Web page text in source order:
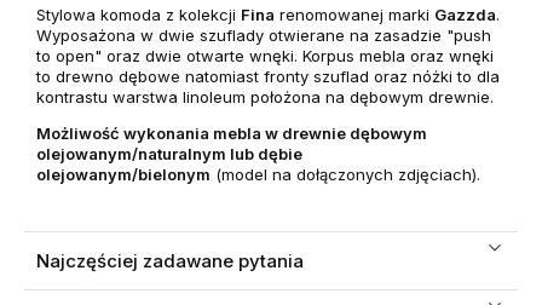
Stylowa komoda z kolekcji Fina renomowanej marki Gazzda.
Wyposażona w dwie szuflady otwierane na zasadzie "push
to open" oraz dwie otwarte wnęki. Korpus mebla oraz wnęki
to drewno dębowe natomiast fronty szuflad oraz nóżki to dla
kontrastu warstwa linoleum położona na dębowym drewnie.
Możliwość wykonania mebla w drewnie dębowym
olejowanym/naturalnym lub dębie
olejowanym/bielonym (model na dołączonych zdjęciach).
Najczęściej zadawane pytania